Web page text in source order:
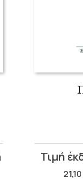
21,10
Original